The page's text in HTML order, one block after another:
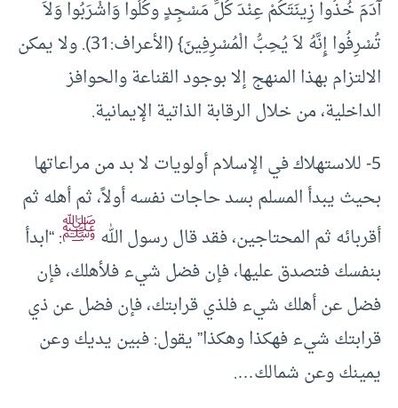
آدَمَ خُذُوا زِينَتَكُمْ عِنْدَ كُلِّ مَسْجِدٍ وكُلُوا وَاشْرَبُوا وَلاَ
تُسْرِفُوا إِنَّهُ لاَ يُحِبُّ الْمُسْرِفِينَ} (الأعراف:31). ولا يمكن
الالتزام بهذا المنهج إلا بوجود القناعة والحوافز
الداخلية، من خلال الرقابة الذاتية الإيمانية.
5- للاستهلاك في الإسلام أولويات لا بد من مراعاتها
بحيث يبدأ المسلم بسد حاجات نفسه أولاً، ثم أهله ثم
أقربائه ثم المحتاجين، فقد قال رسول اللهﷺ: “ابدأ
بنفسك فتصدق عليها، فإن فضل شيء فلأهلك، فإن
فضل عن أهلك شيء فلذي قرابتك، فإن فضل عن ذي
قرابتك شيء فهكذا وهكذا” يقول: فبين يديك وعن
يمينك وعن شمالك….